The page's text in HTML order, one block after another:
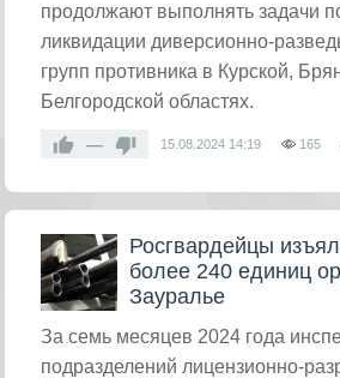
продолжают выполнять задачи
ликвидации диверсионно-
групп противника в Курской,
Белгородской областях.
— 15.08.2024 14:19 165
Росгвардейцы
более 240 единиц
Зауралье
За семь месяцев 2024 года
подразделений лицензионно-